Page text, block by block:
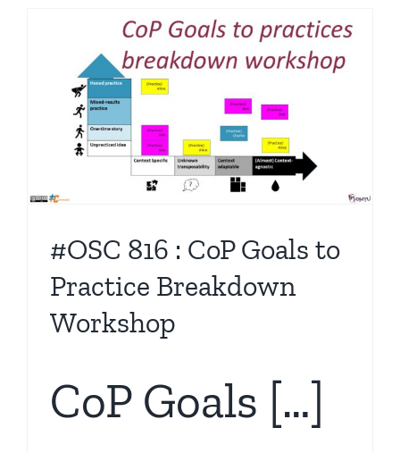
#OSC 816 : CoP Goals to
Practice Breakdown
Workshop
CoP Goals […]